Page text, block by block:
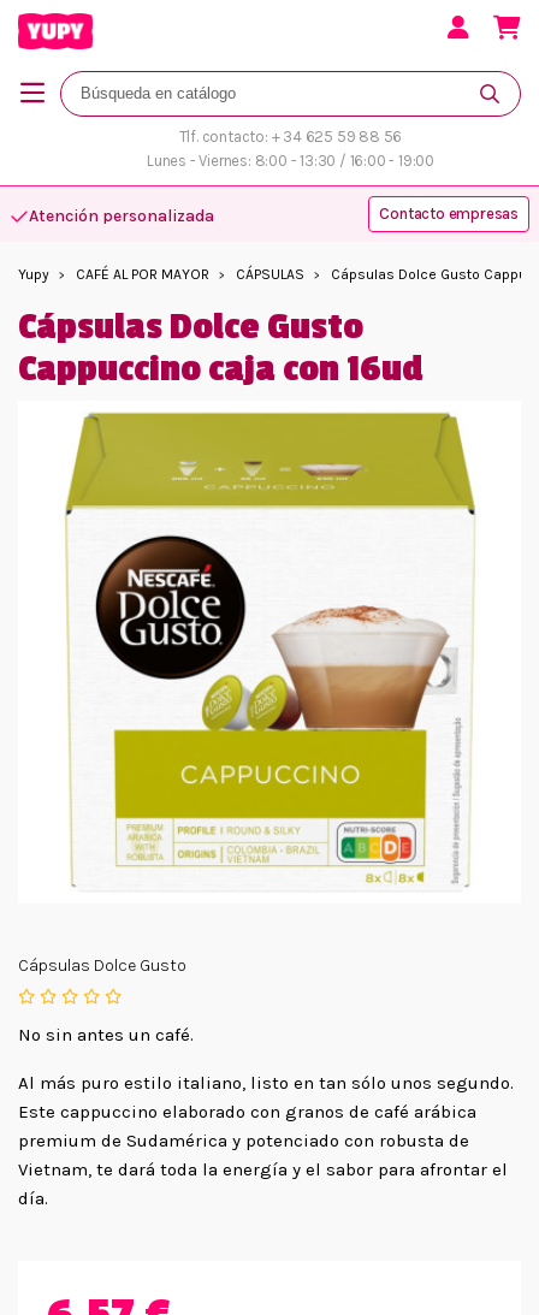
Tlf. contacto: + 34 625 59 88 56
Lunes - Viernes: 8:00 - 13:30 / 16:00 - 19:00
Atención personalizada Contacto empresas
Yupy CAFÉ AL POR MAYOR CÁPSULAS Cápsulas Dolce Gusto
Cápsulas Dolce Gusto
Cappuccino caja con 16ud
Cápsulas Dolce Gusto
No sin antes un café.
Al más puro estilo italiano, listo en tan sólo unos segundo.
Este cappuccino elaborado con granos de café arábica
premium de Sudamérica y potenciado con robusta de
Vietnam, te dará toda la energía y el sabor para afrontar el
día.